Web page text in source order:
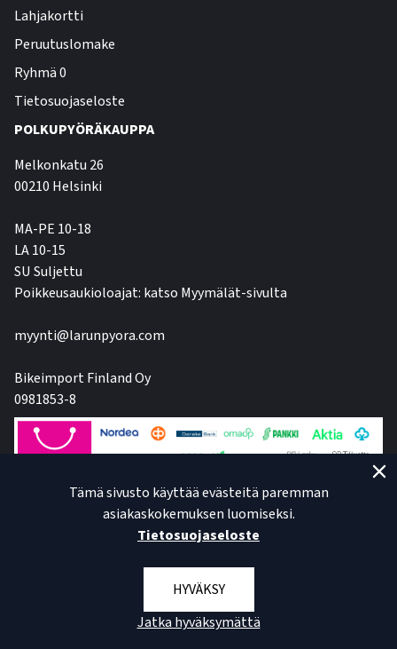
Lahjakortti
Peruutuslomake
Ryhmä 0
Tietosuojaseloste
POLKUPYÖRÄKAUPPA
Melkonkatu 26
00210 Helsinki
MA-PE 10-18
LA 10-15
SU Suljettu
Poikkeusaukioloajat: katso Myymälät-sivulta
myynti@larunpyora.com
Bikeimport Finland Oy
0981853-8
Tämä sivusto käyttää evästeitä paremman
asiakaskokemuksen luomiseksi.
Tietosuojaseloste
HYVÄKSY
Jatka hyväksymättä